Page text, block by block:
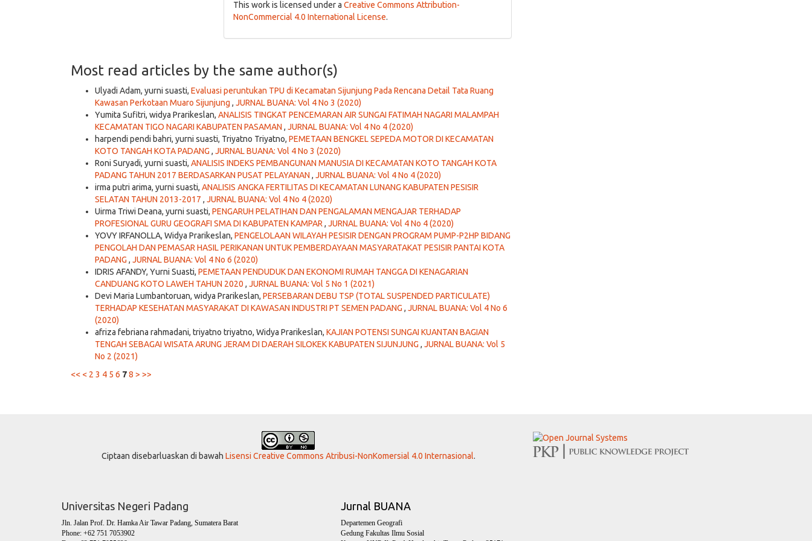
This work is licensed under aCreative Commons Attribution-
NonCommercial 4.0 International License.
Most read articles by the same author(s)
Ulyadi Adam, yurni suasti, Evaluasi peruntukan TPU di Kecamatan Sijunjung Pada Rencana Detail Tata Ruang
Kawasan Perkotaan Muaro Sijunjung , JURNAL BUANA: Vol 4 No 3 (2020)
Yumita Sufitri, widya Prarikeslan, ANALISIS TINGKAT PENCEMARAN AIR SUNGAI FATIMAH NAGARI MALAMPAH
KECAMATAN TIGO NAGARI KABUPATEN PASAMAN , JURNAL BUANA: Vol 4 No 4 (2020)
harpendi pendi bahri, yurni suasti, Triyatno Triyatno, PEMETAAN BENGKEL SEPEDA MOTOR DI KECAMATAN
KOTO TANGAH KOTA PADANG , JURNAL BUANA: Vol 4 No 3 (2020)
Roni Suryadi, yurni suasti, ANALISIS INDEKS PEMBANGUNAN MANUSIA DI KECAMATAN KOTO TANGAH KOTA
PADANG TAHUN 2017 BERDASARKAN PUSAT PELAYANAN , JURNAL BUANA: Vol 4 No 4 (2020)
irma putri arima, yurni suasti, ANALISIS ANGKA FERTILITAS DI KECAMATAN LUNANG KABUPATEN PESISIR
SELATAN TAHUN 2013-2017 , JURNAL BUANA: Vol 4 No 4 (2020)
Uirma Triwi Deana, yurni suasti, PENGARUH PELATIHAN DAN PENGALAMAN MENGAJAR TERHADAP
PROFESIONAL GURU GEOGRAFI SMA DI KABUPATEN KAMPAR , JURNAL BUANA: Vol 4 No 4 (2020)
YOVY IRFANOLLA, Widya Prarikeslan, PENGELOLAAN WILAYAH PESISIR DENGAN PROGRAM PUMP-P2HP BIDANG
PENGOLAH DAN PEMASAR HASIL PERIKANAN UNTUK PEMBERDAYAAN MASYARATAKAT PESISIR PANTAI KOTA
PADANG , JURNAL BUANA: Vol 4 No 6 (2020)
IDRIS AFANDY, Yurni Suasti, PEMETAAN PENDUDUK DAN EKONOMI RUMAH TANGGA DI KENAGARIAN
CANDUANG KOTO LAWEH TAHUN 2020 , JURNAL BUANA: Vol 5 No 1 (2021)
Devi Maria Lumbantoruan, widya Prarikeslan, PERSEBARAN DEBU TSP (TOTAL SUSPENDED PARTICULATE)
TERHADAP KESEHATAN MASYARAKAT DI KAWASAN INDUSTRI PT SEMEN PADANG , JURNAL BUANA: Vol 4 No 6
(2020)
afriza febriana rahmadani, triyatno triyatno, Widya Prarikeslan, KAJIAN POTENSI SUNGAI KUANTAN BAGIAN
TENGAH SEBAGAI WISATA ARUNG JERAM DI DAERAH SILOKEK KABUPATEN SIJUNJUNG , JURNAL BUANA: Vol 5
No 2 (2021)
<< < 2 3 4 5 6 78 > >>
Ciptaan disebarluaskan di bawah Lisensi Creative Commons Atribusi-NonKomersial 4.0 Internasional.
Universitas Negeri Padang
Jln. Jalan Prof. Dr. Hamka Air Tawar Padang, Sumatera Barat
Phone: +62 751 7053902
Jurnal BUANA
Departemen Geografi
Gedung Fakultas Ilmu Sosial